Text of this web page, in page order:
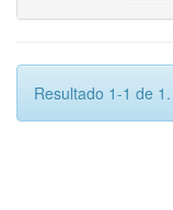
Resultado 1-1 de 1.